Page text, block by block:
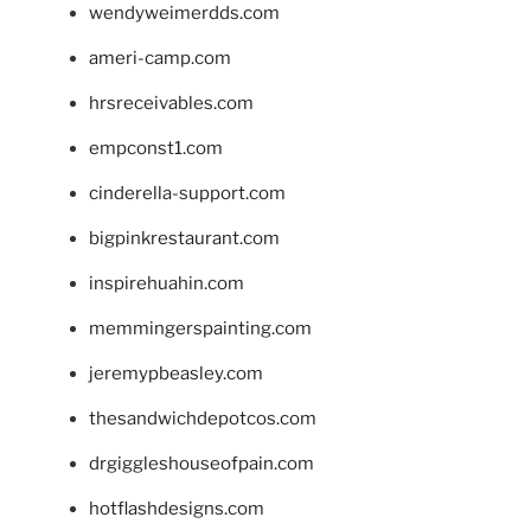
wendyweimerdds.com
ameri-camp.com
hrsreceivables.com
empconst1.com
cinderella-support.com
bigpinkrestaurant.com
inspirehuahin.com
memmingerspainting.com
jeremypbeasley.com
thesandwichdepotcos.com
drgiggleshouseofpain.com
hotflashdesigns.com